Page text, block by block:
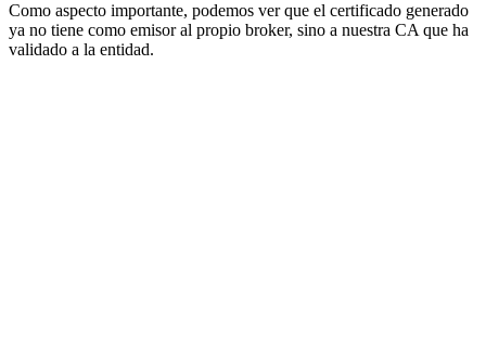
Como aspecto importante, podemos ver que el certificado generado
ya no tiene como emisor al propio broker, sino a nuestra CA que ha
validado a la entidad.